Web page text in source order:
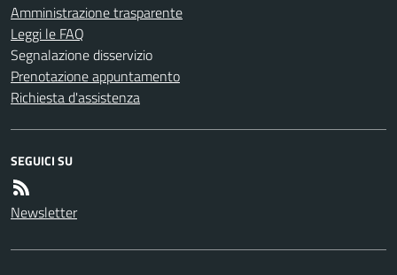
Amministrazione trasparente
Leggi le FAQ
Segnalazione disservizio
Prenotazione appuntamento
Richiesta d'assistenza
SEGUICI SU
Newsletter